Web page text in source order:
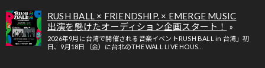
RUSH BALL × FRIENDSHIP. × EMERGE MUSIC
出演を懸けたオーディション企画スタート！
2026年9月に台湾で開催される音楽イベントRUSH BALL in 台湾」初
日、9月18日（金）に台北のTHE WALL LIVE HOUS…